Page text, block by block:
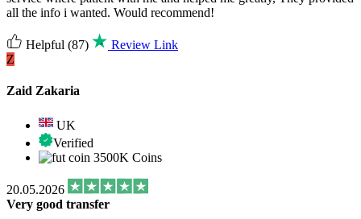
all the info i wanted. Would recommend!
Helpful (87)
Review Link
Z
Zaid Zakaria
UK
Verified
3500K Coins
20.05.2026
Very good transfer